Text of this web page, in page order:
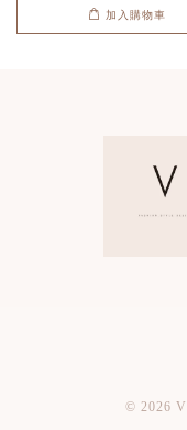
加入購物車
© 2026